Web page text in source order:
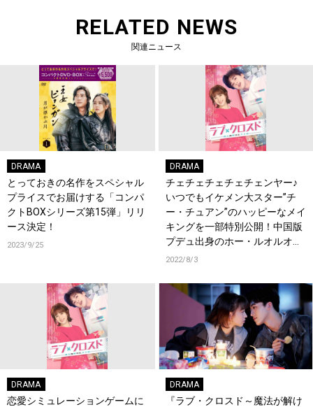
RELATED NEWS
関連ニュース
DRAMA
とっておきの名作をスペシャル
プライスでお届けする「コンパ
クトBOXシリーズ第15弾」リリ
ース決定！
2023/9/25
DRAMA
チェチェチェチェチェンヤー♪
いつでもイケメン大スター”チ
ー・チュアン”のハッピーなメイ
キングを一部特別公開！中国版
プデュ出身のホー・ルオルオ初
主演ラブコメ『ラブ・クロスド
2022/8/3
DRAMA
恋愛シミュレーションゲームに
DRAMA
『ラブ・クロスド～魔法が解け